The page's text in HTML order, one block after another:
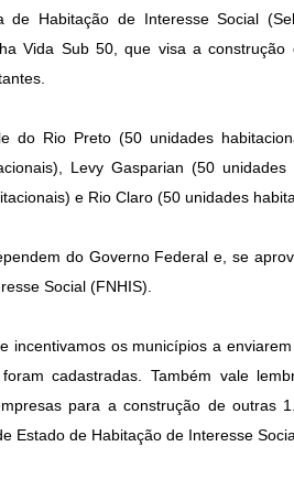
Habitação de Interesse Social
Vida Sub 50, que visa a construção
do Rio Preto (50 unidades
Levy Gasparian (50
e Rio Claro (50 unidades
do Governo Federal e, se
Social (FNHIS).
incentivamos os municípios a
cadastradas. Também vale
para a construção de outras
Estado de Habitação de Interesse